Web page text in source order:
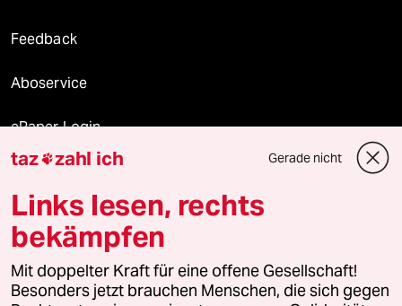
Feedback
Aboservice
ePaper Login
Downloads für Abonnierende
© 2026 taz Verlags und Vertriebs GmbH
Alle Rechte vorbehalten. Bei rechtlichen Fragen oder für Genehmigungen
wenden Sie sich bitte an
lizenzen@taz.de
taz zahl ich Gerade nicht
Links lesen, rechts
bekämpfen
Mit doppelter Kraft für eine offene Gesellschaft!
Besonders jetzt brauchen Menschen, die sich gegen